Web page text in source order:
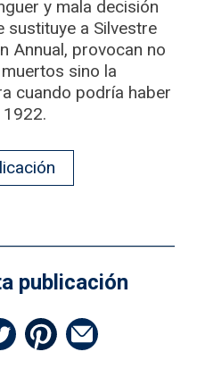
y mala decisión
sustituye a Silvestre
Annual, provocan no
sino la
cuando podría haber
publicación